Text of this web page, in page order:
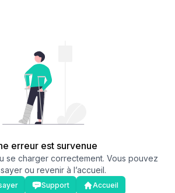
erreur est survenue
se charger correctement. Vous pouvez
ou revenir à l’accueil.
Support Accueil